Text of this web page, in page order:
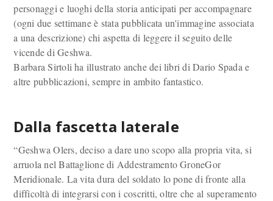
personaggi e luoghi della storia anticipati per accompagnare
(ogni due settimane è stata pubblicata un'immagine associata
a una descrizione) chi aspetta di leggere il seguito delle
vicende di Geshwa.
Barbara Sirtoli ha illustrato anche dei libri di Dario Spada e
altre pubblicazioni, sempre in ambito fantastico.
Dalla fascetta laterale
“Geshwa Olers, deciso a dare uno scopo alla propria vita, si
arruola nel Battaglione di Addestramento GroneGor
Meridionale. La vita dura del soldato lo pone di fronte alla
difficoltà di integrarsi con i coscritti, oltre che al superamento